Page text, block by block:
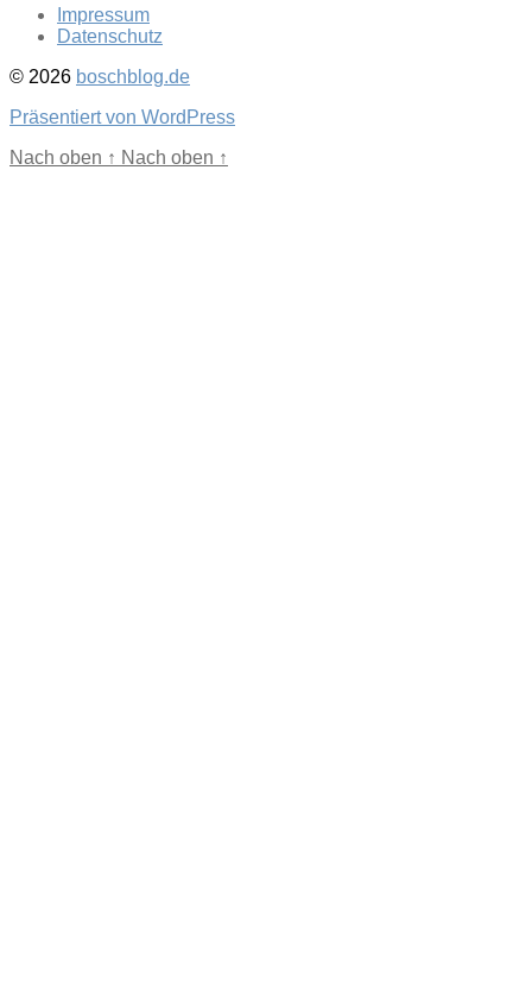
Impressum
Datenschutz
© 2026 boschblog.de
Präsentiert von WordPress
Nach oben ↑ Nach oben ↑